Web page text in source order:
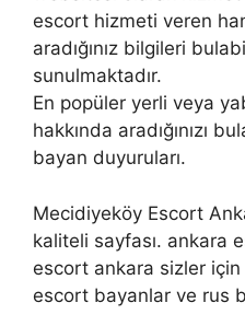
escort hizmeti veren
aradığınız bilgileri
sunulmaktadır.
En popüler yerli veya
hakkında aradığınızı
bayan duyuruları.
Mecidiyeköy Escort
kaliteli sayfası. ankara
escort ankara sizler
escort bayanlar ve rus